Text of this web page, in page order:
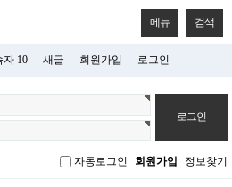
메뉴 검색
자 10 새글 회원가입 로그인
자동로그인 회원가입 정보찾기